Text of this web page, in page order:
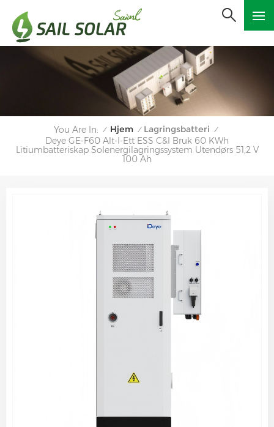
You Are In: / Hjem / Lagringsbatteri /
Deye GE-F60 Alt-I-Ett ESS C&I Bruk 60 KWh
Litiumbatteriskap Solenergilagringssystem Utendørs 51,2 V
100 Ah